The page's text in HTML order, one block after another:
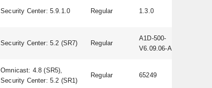
Security Center: 5.9.1.0 Regular 1.3.0
Security Center: 5.2 (SR7) Regular
A1D-500-
V6.09.06-AC
Omnicast: 4.8 (SR5),
Security Center: 5.2 (SR1)
Regular 65249